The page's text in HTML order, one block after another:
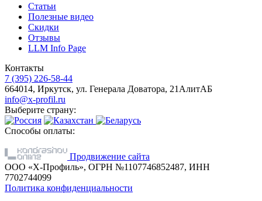
Статьи
Полезные видео
Скидки
Отзывы
LLM Info Page
Контакты
7 (395) 226-58-44
664014, Иркутск, ул. Генерала Доватора, 21АлитАБ
info@x-profil.ru
Выберите страну:
Способы оплаты:
Продвижение сайта
ООО «Х-Профиль», ОГРН №1107746852487, ИНН
7702744099
Политика конфиденциальности